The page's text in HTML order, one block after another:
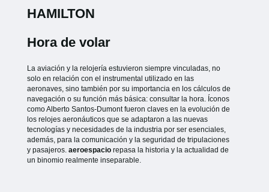
HAMILTON
Hora de volar
La aviación y la relojería estuvieron siempre vinculadas, no
solo en relación con el instrumental utilizado en las
aeronaves, sino también por su importancia en los cálculos de
navegación o su función más básica: consultar la hora. Íconos
como Alberto Santos-Dumont fueron claves en la evolución de
los relojes aeronáuticos que se adaptaron a las nuevas
tecnologías y necesidades de la industria por ser esenciales,
además, para la comunicación y la seguridad de tripulaciones
y pasajeros. aeroespacio repasa la historia y la actualidad de
un binomio realmente inseparable.